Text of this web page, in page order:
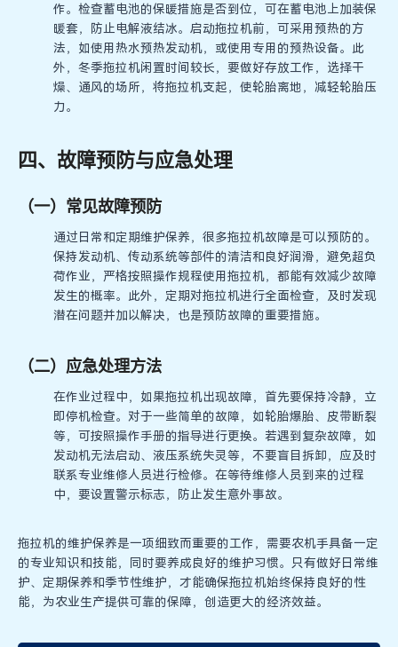
作。检查蓄电池的保暖措施是否到位，可在蓄电池上加装保
暖套，防止电解液结冰。启动拖拉机前，可采用预热的方
法，如使用热水预热发动机，或使用专用的预热设备。此
外，冬季拖拉机闲置时间较长，要做好存放工作，选择干
燥、通风的场所，将拖拉机支起，使轮胎离地，减轻轮胎压
力。
四、故障预防与应急处理
（一）常见故障预防
通过日常和定期维护保养，很多拖拉机故障是可以预防的。
保持发动机、传动系统等部件的清洁和良好润滑，避免超负
荷作业，严格按照操作规程使用拖拉机，都能有效减少故障
发生的概率。此外，定期对拖拉机进行全面检查，及时发现
潜在问题并加以解决，也是预防故障的重要措施。
（二）应急处理方法
在作业过程中，如果拖拉机出现故障，首先要保持冷静，立
即停机检查。对于一些简单的故障，如轮胎爆胎、皮带断裂
等，可按照操作手册的指导进行更换。若遇到复杂故障，如
发动机无法启动、液压系统失灵等，不要盲目拆卸，应及时
联系专业维修人员进行检修。在等待维修人员到来的过程
中，要设置警示标志，防止发生意外事故。
拖拉机的维护保养是一项细致而重要的工作，需要农机手具备一定
的专业知识和技能，同时要养成良好的维护习惯。只有做好日常维
护、定期保养和季节性维护，才能确保拖拉机始终保持良好的性
能，为农业生产提供可靠的保障，创造更大的经济效益。